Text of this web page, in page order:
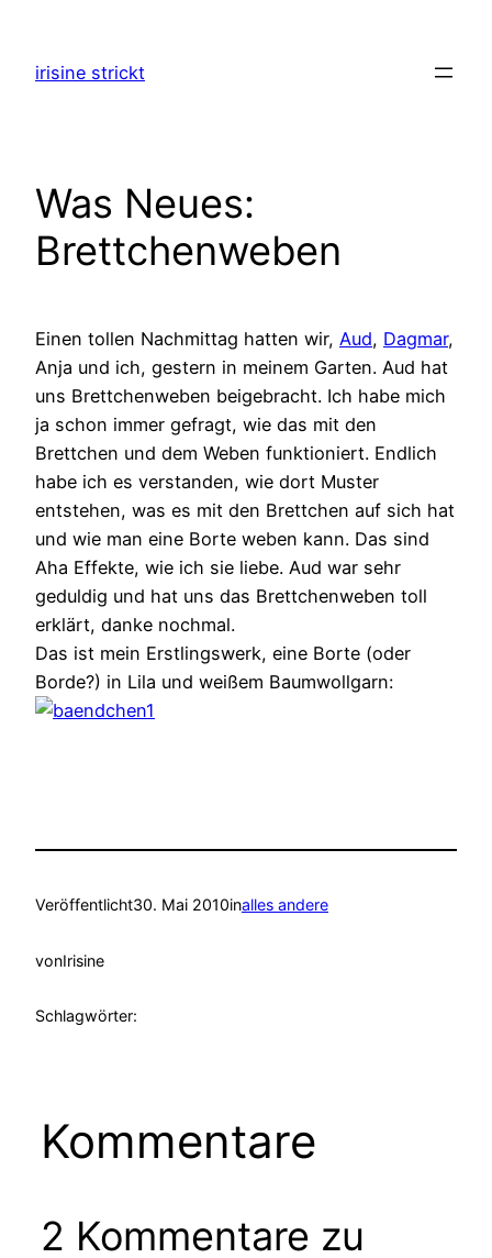
springen
irisine strickt
Was Neues:
Brettchenweben
Einen tollen Nachmittag hatten wir, Aud, Dagmar,
Anja und ich, gestern in meinem Garten. Aud hat
uns Brettchenweben beigebracht. Ich habe mich
ja schon immer gefragt, wie das mit den
Brettchen und dem Weben funktioniert. Endlich
habe ich es verstanden, wie dort Muster
entstehen, was es mit den Brettchen auf sich hat
und wie man eine Borte weben kann. Das sind
Aha Effekte, wie ich sie liebe. Aud war sehr
geduldig und hat uns das Brettchenweben toll
erklärt, danke nochmal.
Das ist mein Erstlingswerk, eine Borte (oder
Borde?) in Lila und weißem Baumwollgarn:
Veröffentlicht30. Mai 2010inalles andere
vonIrisine
Schlagwörter:
Kommentare
2 Kommentare zu